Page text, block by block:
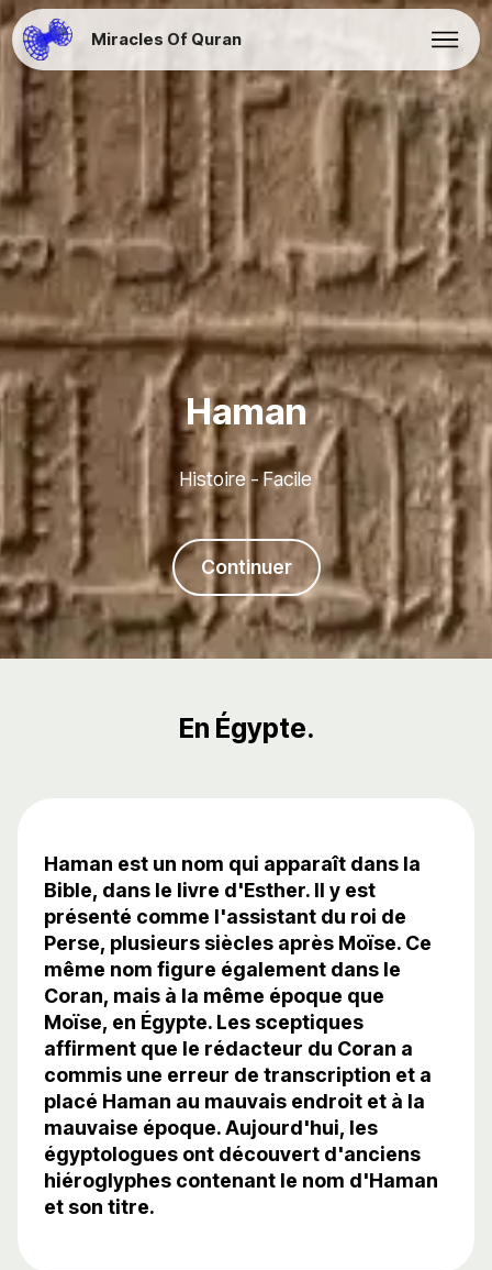
Miracles Of Quran
Haman
Histoire - Facile
Continuer
En Égypte.
Haman est un nom qui apparaît dans la
Bible, dans le livre d'Esther. Il y est
présenté comme l'assistant du roi de
Perse, plusieurs siècles après Moïse. Ce
même nom figure également dans le
Coran, mais à la même époque que
Moïse, en Égypte. Les sceptiques
affirment que le rédacteur du Coran a
commis une erreur de transcription et a
placé Haman au mauvais endroit et à la
mauvaise époque. Aujourd'hui, les
égyptologues ont découvert d'anciens
hiéroglyphes contenant le nom d'Haman
et son titre.